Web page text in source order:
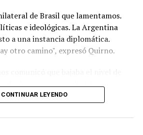
de Brasil que lamentamos.
e ideológicas. La Argentina
a una instancia diplomática.
otro camino", expresó Quirno.
en Brasilia (Daniel Raimondi) se
CONTINUAR LEYENDO